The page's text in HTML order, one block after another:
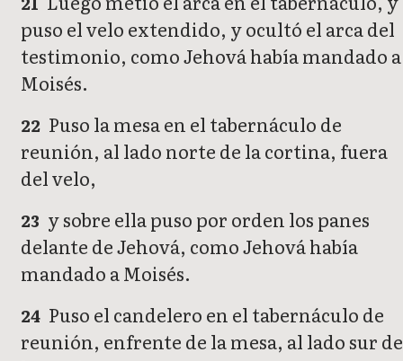
puso el velo extendido, y ocultó el arca del
testimonio, como Jehová había mandado a
Moisés.
22 Puso la mesa en el tabernáculo de
reunión, al lado norte de la cortina, fuera
del velo,
23 y sobre ella puso por orden los panes
delante de Jehová, como Jehová había
mandado a Moisés.
24 Puso el candelero en el tabernáculo de
reunión, enfrente de la mesa, al lado sur de